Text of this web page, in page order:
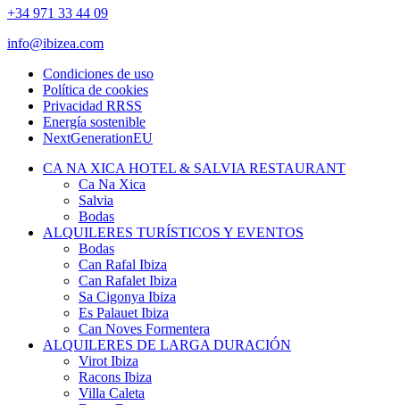
+34 971 33 44 09
info@ibizea.com
Condiciones de uso
Política de cookies
Privacidad RRSS
Energía sostenible
NextGenerationEU
CA NA XICA HOTEL & SALVIA RESTAURANT
Ca Na Xica
Salvia
Bodas
ALQUILERES TURÍSTICOS Y EVENTOS
Bodas
Can Rafal Ibiza
Can Rafalet Ibiza
Sa Cigonya Ibiza
Es Palauet Ibiza
Can Noves Formentera
ALQUILERES DE LARGA DURACIÓN
Virot Ibiza
Racons Ibiza
Villa Caleta